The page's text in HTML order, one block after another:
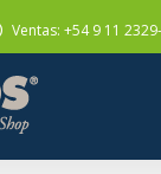
Ventas: +54 9 11